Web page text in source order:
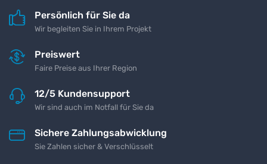
Persönlich für Sie da
Wir begleiten Sie in Ihrem Projekt
Preiswert
Faire Preise aus Ihrer Region
12/5 Kundensupport
Wir sind auch im Notfall für Sie da
Sichere Zahlungsabwicklung
Sie Zahlen sicher & Verschlüsselt